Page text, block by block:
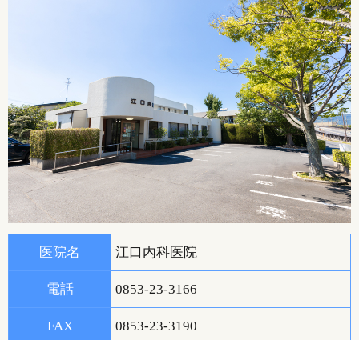
医院名 江口内科医院
電話 0853-23-3166
FAX 0853-23-3190